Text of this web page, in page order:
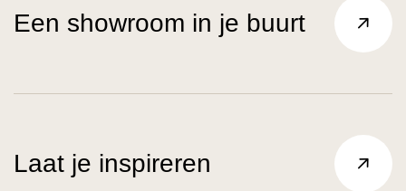
Een showroom in je buurt
Laat je inspireren